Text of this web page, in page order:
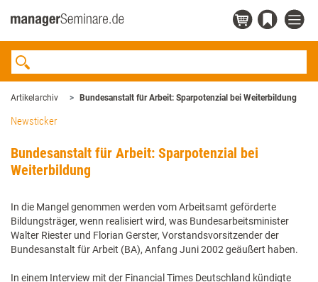
Artikelarchiv Bundesanstalt für Arbeit: Sparpotenzial bei Weiterbildung
Newsticker
Bundesanstalt für Arbeit: Sparpotenzial bei
Weiterbildung
In die Mangel genommen werden vom Arbeitsamt geförderte
Bildungsträger, wenn realisiert wird, was Bundesarbeitsminister
Walter Riester und Florian Gerster, Vorstandsvorsitzender der
Bundesanstalt für Arbeit (BA), Anfang Juni 2002 geäußert haben.
In einem Interview mit der Financial Times Deutschland kündigte